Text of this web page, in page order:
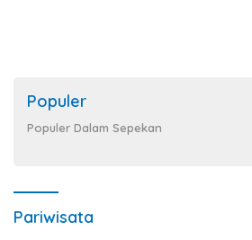
Populer
Populer Dalam Sepekan
Pariwisata